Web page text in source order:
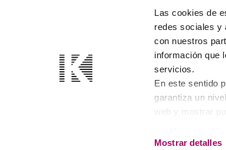
Las cookies de
redes sociales y
con nuestros
información que
servicios.
En este sentido
garantiza un
web y mostrar
Mostrar detalles